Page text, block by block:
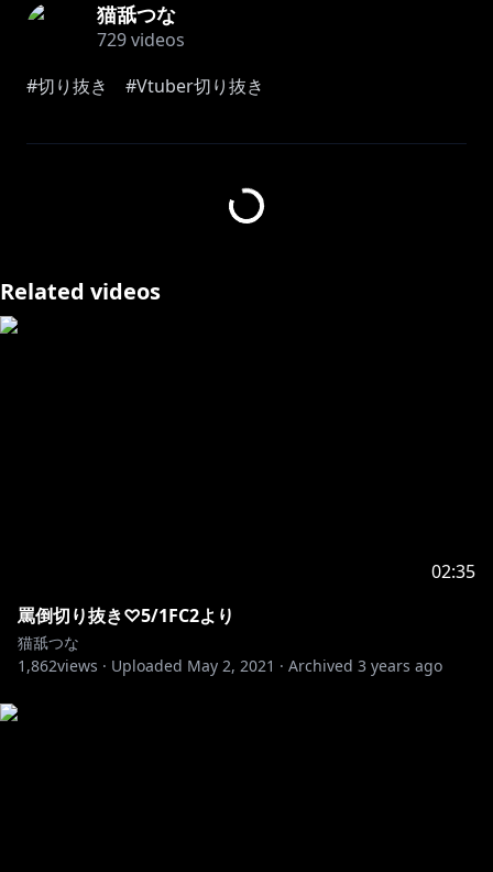
猫舐つな
729videos
#切り抜き #Vtuber切り抜き
5/15FC2配信
全編はBOOTHでみれるよ
https://twitter.com/tuna_vtuber
Related videos
02:35
罵倒切り抜き♡5/1FC2より
猫舐つな
1,862views · Uploaded May 2, 2021 · Archived 3 years ago